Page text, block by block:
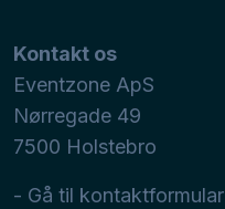
Kontakt os
Eventzone ApS
Nørregade 49
7500 Holstebro
- Gå til kontaktformular